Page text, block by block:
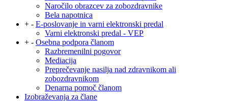
Naročilo obrazcev za zobozdravnike
Bela napotnica
+ - E-poslovanje in varni elektronski predal
Varni elektronski predal - VEP
+ - Osebna podpora članom
Razbremenilni pogovor
Mediacija
Preprečevanje nasilja nad zdravnikom ali
zobozdravnikom
Denarna pomoč članom
Izobraževanja za člane